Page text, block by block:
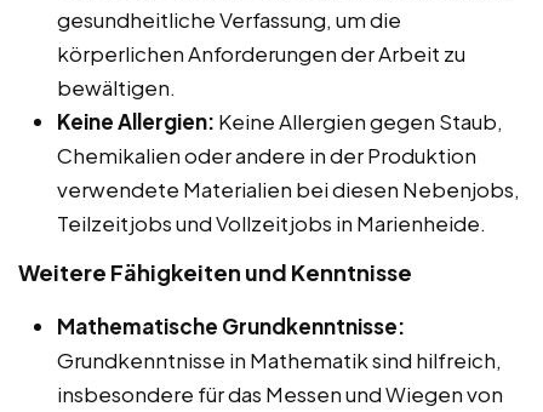
gesundheitliche Verfassung, um die
körperlichen Anforderungen der Arbeit zu
bewältigen.
Keine Allergien: Keine Allergien gegen Staub,
Chemikalien oder andere in der Produktion
verwendete Materialien bei diesen Nebenjobs,
Teilzeitjobs und Vollzeitjobs in Marienheide.
Weitere Fähigkeiten und Kenntnisse
Mathematische Grundkenntnisse:
Grundkenntnisse in Mathematik sind hilfreich,
insbesondere für das Messen und Wiegen von